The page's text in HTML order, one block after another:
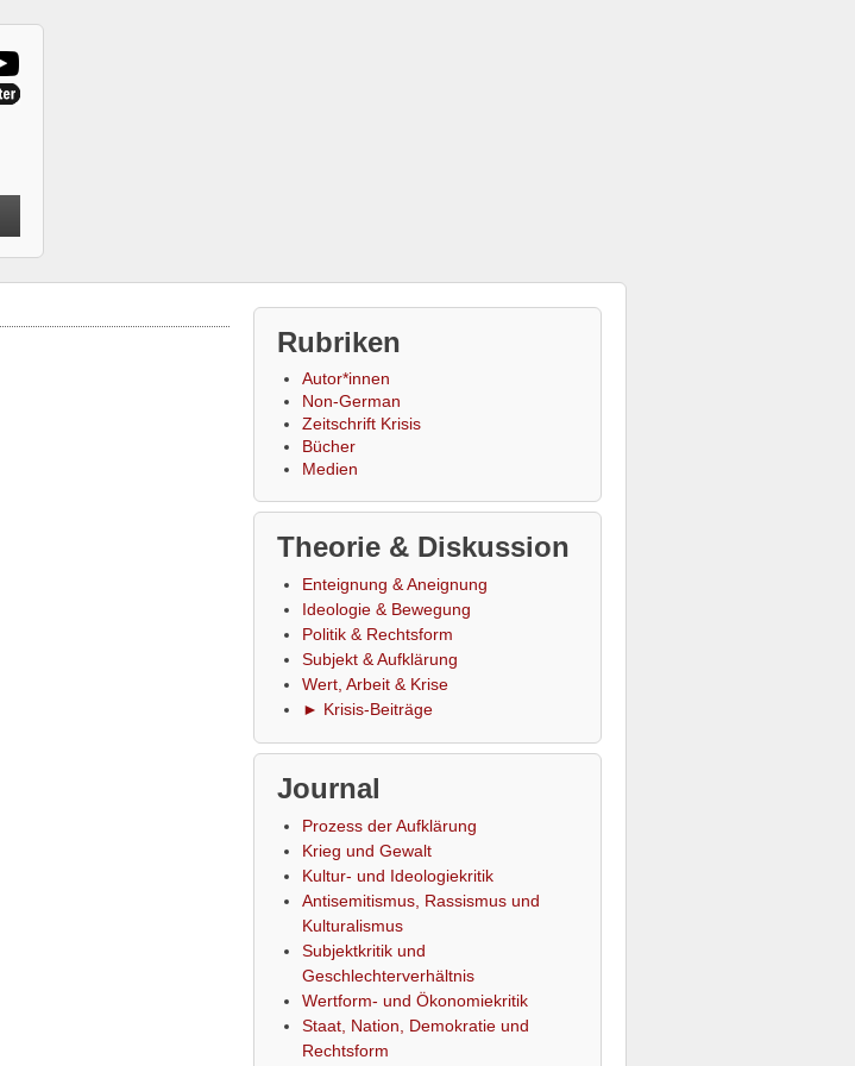
Rubriken
Autor*innen
Non-German
Zeitschrift Krisis
Bücher
Medien
Theorie & Diskussion
Enteignung & Aneignung
Ideologie & Bewegung
Politik & Rechtsform
Subjekt & Aufklärung
Wert, Arbeit & Krise
► Krisis-Beiträge
Journal
Prozess der Aufklärung
Krieg und Gewalt
Kultur- und Ideologiekritik
Antisemitismus, Rassismus und
Kulturalismus
Subjektkritik und
Geschlechterverhältnis
Wertform- und Ökonomiekritik
Staat, Nation, Demokratie und
Rechtsform